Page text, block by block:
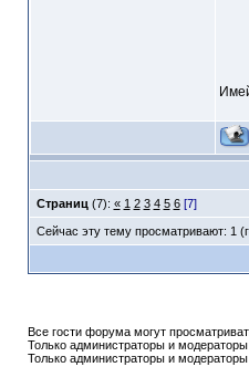
Страниц (7): « 1 2 3 4 5 6 [7]
Сейчас эту тему просматривают: 1
Все гости форума могут
Только администраторы и
Только администраторы и